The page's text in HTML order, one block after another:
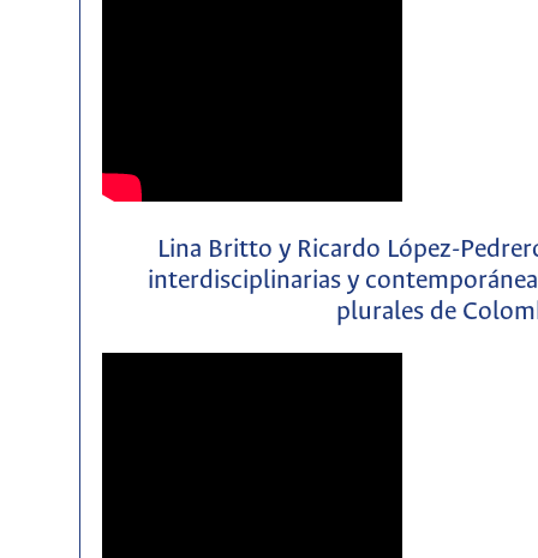
Lina Britto y Ricardo López-
interdisciplinarias y
plurales de